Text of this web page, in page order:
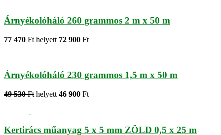
Árnyékolóháló 260 grammos 2 m x 50 m
77 470 Ft helyett 72 900 Ft
Árnyékolóháló 230 grammos 1,5 m x 50 m
49 530 Ft helyett 46 900 Ft
Kertirács műanyag 5 x 5 mm ZÖLD 0,5 x 25 m